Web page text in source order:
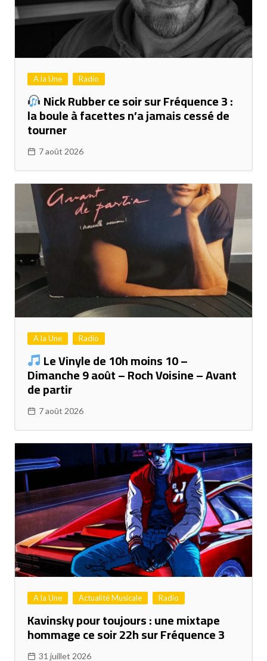
A la Une Radio
Nick Rubber ce soir sur Fréquence 3 :
la boule à facettes n’a jamais cessé de
tourner
7 août 2026
A la Une Radio
Le Vinyle de 10h moins 10 –
Dimanche 9 août – Roch Voisine – Avant
de partir
7 août 2026
A la Une Actualité Musicale Radio
Kavinsky pour toujours : une mixtape
hommage ce soir 22h sur Fréquence 3
31 juillet 2026